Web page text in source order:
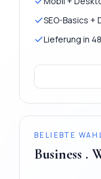
SEO-Basics +
Lieferung in
BELIEBTE
Business .